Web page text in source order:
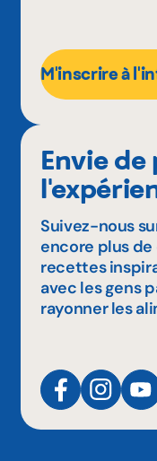
M'inscrire à
Envie
Suivez-nous
encore plus
recettes
avec les gens
rayonner les